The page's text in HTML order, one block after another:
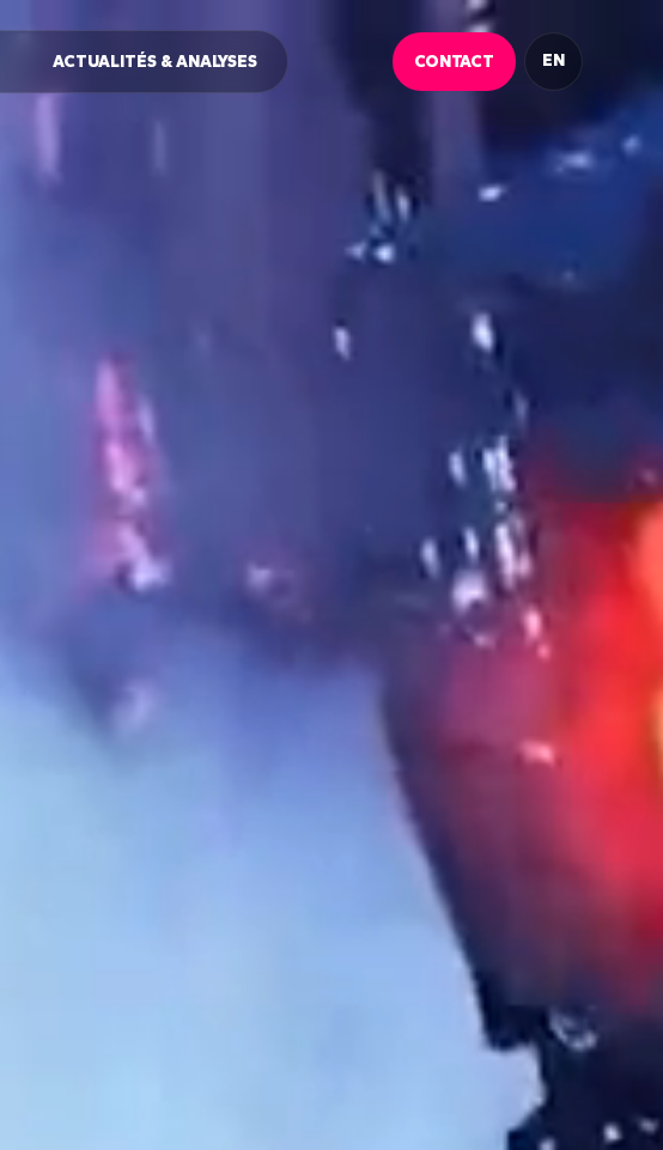
ACTUALITÉS & ANALYSES CONTACT EN